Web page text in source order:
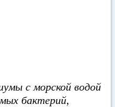
с морской водой
бактерий,